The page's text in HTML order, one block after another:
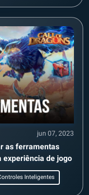
jun 07, 2023
as ferramentas
experiência de jogo
Inteligentes